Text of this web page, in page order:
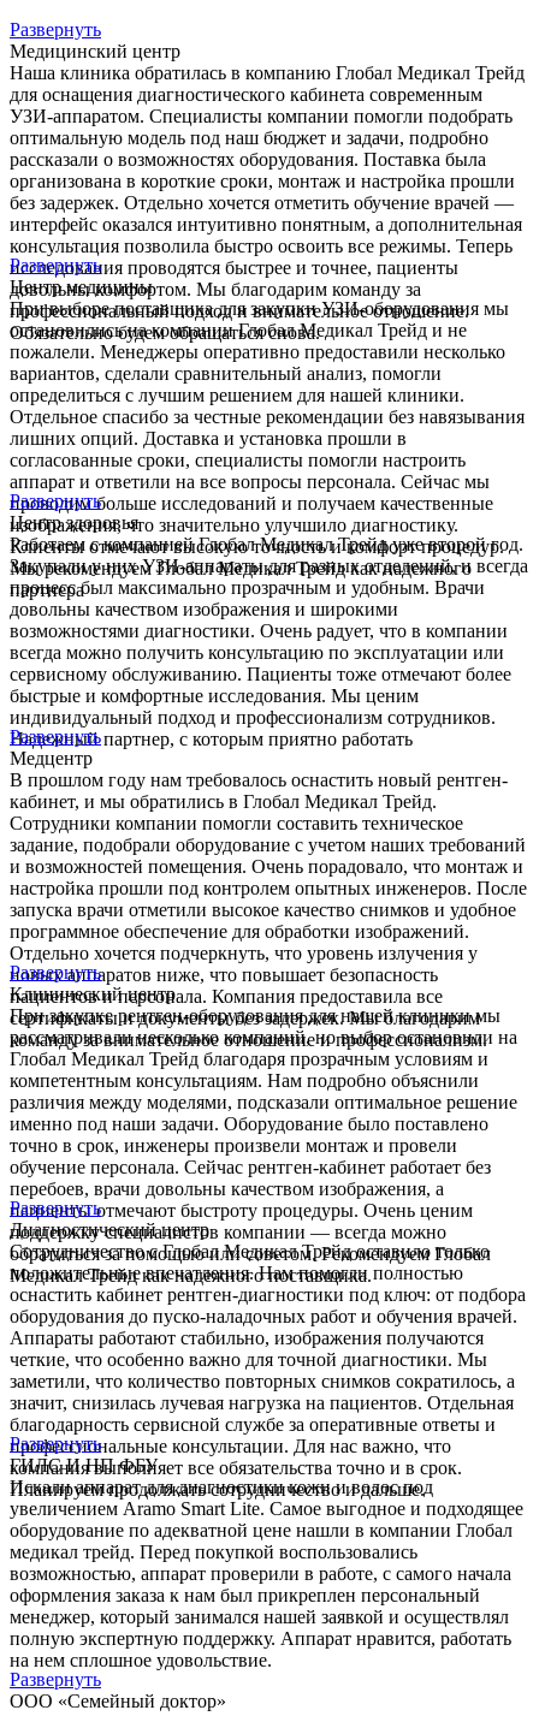
Развернуть
Медицинский центр
Наша клиника обратилась в компанию Глобал Медикал Трейд
для оснащения диагностического кабинета современным
УЗИ-аппаратом. Специалисты компании помогли подобрать
оптимальную модель под наш бюджет и задачи, подробно
рассказали о возможностях оборудования. Поставка была
организована в короткие сроки, монтаж и настройка прошли
без задержек. Отдельно хочется отметить обучение врачей —
интерфейс оказался интуитивно понятным, а дополнительная
консультация позволила быстро освоить все режимы. Теперь
исследования проводятся быстрее и точнее, пациенты
довольны комфортом. Мы благодарим команду за
профессиональный подход и внимательное отношение.
Обязательно будем обращаться снова.
Развернуть
Центр медицины
При выборе поставщика для закупки УЗИ-оборудования мы
остановились на компании Глобал Медикал Трейд и не
пожалели. Менеджеры оперативно предоставили несколько
вариантов, сделали сравнительный анализ, помогли
определиться с лучшим решением для нашей клиники.
Отдельное спасибо за честные рекомендации без навязывания
лишних опций. Доставка и установка прошли в
согласованные сроки, специалисты помогли настроить
аппарат и ответили на все вопросы персонала. Сейчас мы
проводим больше исследований и получаем качественные
изображения, что значительно улучшило диагностику.
Клиенты отмечают высокую точность и комфорт процедур.
Мы рекомендуем Глобал Медикал Трейд как надежного
партнера
Развернуть
Центр здоровья
Работаем с компанией Глобал Медикал Трейд уже второй год.
Закупали у них УЗИ-аппараты для разных отделений, и всегда
процесс был максимально прозрачным и удобным. Врачи
довольны качеством изображения и широкими
возможностями диагностики. Очень радует, что в компании
всегда можно получить консультацию по эксплуатации или
сервисному обслуживанию. Пациенты тоже отмечают более
быстрые и комфортные исследования. Мы ценим
индивидуальный подход и профессионализм сотрудников.
Надежный партнер, с которым приятно работать
Развернуть
Медцентр
В прошлом году нам требовалось оснастить новый рентген-
кабинет, и мы обратились в Глобал Медикал Трейд.
Сотрудники компании помогли составить техническое
задание, подобрали оборудование с учетом наших требований
и возможностей помещения. Очень порадовало, что монтаж и
настройка прошли под контролем опытных инженеров. После
запуска врачи отметили высокое качество снимков и удобное
программное обеспечение для обработки изображений.
Отдельно хочется подчеркнуть, что уровень излучения у
новых аппаратов ниже, что повышает безопасность
пациентов и персонала. Компания предоставила все
сертификаты и документы без задержек. Мы благодарим
команду за внимательное отношение и профессионализм.
Развернуть
Клинический центр
При закупке рентген-оборудования для нашей клиники мы
рассматривали несколько компаний, но выбор остановили на
Глобал Медикал Трейд благодаря прозрачным условиям и
компетентным консультациям. Нам подробно объяснили
различия между моделями, подсказали оптимальное решение
именно под наши задачи. Оборудование было поставлено
точно в срок, инженеры произвели монтаж и провели
обучение персонала. Сейчас рентген-кабинет работает без
перебоев, врачи довольны качеством изображения, а
пациенты отмечают быстроту процедуры. Очень ценим
поддержку специалистов компании — всегда можно
обратиться за помощью или советом. Рекомендуем Глобал
Медикал Трейд как надежного поставщика.
Развернуть
Диагностический центр
Сотрудничество с Глобал Медикал Трейд оставило только
положительные впечатления. Нам помогли полностью
оснастить кабинет рентген-диагностики под ключ: от подбора
оборудования до пуско-наладочных работ и обучения врачей.
Аппараты работают стабильно, изображения получаются
четкие, что особенно важно для точной диагностики. Мы
заметили, что количество повторных снимков сократилось, а
значит, снизилась лучевая нагрузка на пациентов. Отдельная
благодарность сервисной службе за оперативные ответы и
профессиональные консультации. Для нас важно, что
компания выполняет все обязательства точно и в срок.
Планируем продолжать сотрудничество и дальше.
Развернуть
ГИЛС И НП ФБУ
Искали аппарат для диагностики кожи и волос под
увеличением Aramo Smart Lite. Самое выгодное и подходящее
оборудование по адекватной цене нашли в компании Глобал
медикал трейд. Перед покупкой воспользовались
возможностью, аппарат проверили в работе, с самого начала
оформления заказа к нам был прикреплен персональный
менеджер, который занимался нашей заявкой и осуществлял
полную экспертную поддержку. Аппарат нравится, работать
на нем сплошное удовольствие.
Развернуть
ООО «Семейный доктор»